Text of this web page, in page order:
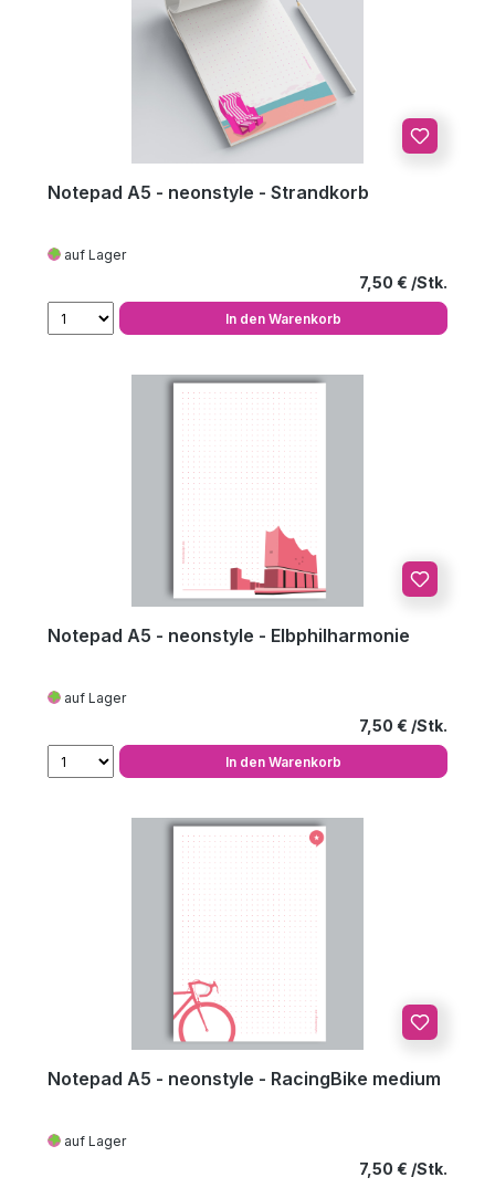
Notepad A5 - neonstyle - Strandkorb
auf Lager
Regulärer
7,50 €
In den Warenkorb
Notepad A5 - neonstyle - Elbphilharmonie
auf Lager
Regulärer
7,50 €
In den Warenkorb
Notepad A5 - neonstyle - RacingBike medium
auf Lager
Regulärer
7,50 €